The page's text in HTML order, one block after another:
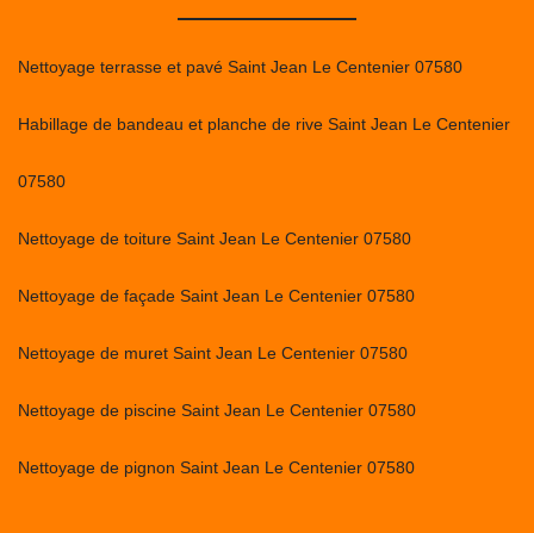
Nettoyage terrasse et pavé Saint Jean Le Centenier 07580
Habillage de bandeau et planche de rive Saint Jean Le Centenier
07580
Nettoyage de toiture Saint Jean Le Centenier 07580
Nettoyage de façade Saint Jean Le Centenier 07580
Nettoyage de muret Saint Jean Le Centenier 07580
Nettoyage de piscine Saint Jean Le Centenier 07580
Nettoyage de pignon Saint Jean Le Centenier 07580